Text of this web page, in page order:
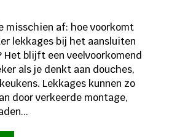
misschien af: hoe voorkomt
lekkages bij het aansluiten
Het blijft een veelvoorkomend
als je denkt aan douches,
Lekkages kunnen zo
door verkeerde montage,